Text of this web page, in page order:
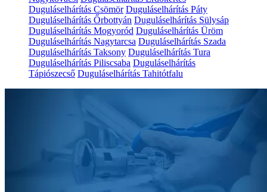
Duguláselhárítás Csömör Duguláselhárítás Páty
Duguláselhárítás Őrbottyán Duguláselhárítás Sülysáp
Duguláselhárítás Mogyoród Duguláselhárítás Üröm
Duguláselhárítás Nagytarcsa Duguláselhárítás Szada
Duguláselhárítás Taksony Duguláselhárítás Tura
Duguláselhárítás Piliscsaba Duguláselhárítás
Tápiószecső Duguláselhárítás Tahitótfalu